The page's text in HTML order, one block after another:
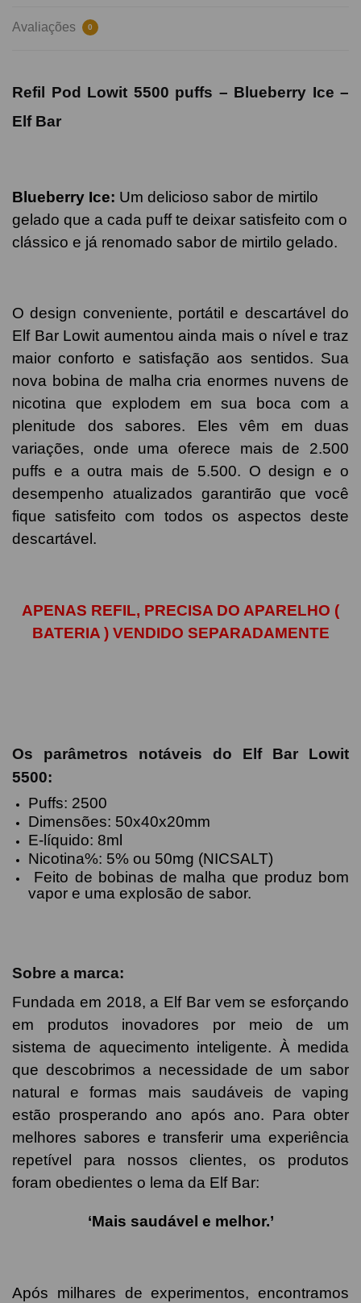
Avaliações 0
Refil Pod Lowit 5500 puffs – Blueberry Ice –
Elf Bar
Blueberry Ice: Um delicioso sabor de mirtilo
gelado que a cada puff te deixar satisfeito com o
clássico e já renomado sabor de mirtilo gelado.
O design conveniente, portátil e descartável do
Elf Bar Lowit aumentou ainda mais o nível e traz
maior conforto e satisfação aos sentidos. Sua
nova bobina de malha cria enormes nuvens de
nicotina que explodem em sua boca com a
plenitude dos sabores. Eles vêm em duas
variações, onde uma oferece mais de 2.500
puffs e a outra mais de 5.500. O design e o
desempenho atualizados garantirão que você
fique satisfeito com todos os aspectos deste
descartável.
APENAS REFIL, PRECISA DO APARELHO (
BATERIA ) VENDIDO SEPARADAMENTE
Os parâmetros notáveis ​​do Elf Bar Lowit
5500:
Puffs: 2500
Dimensões: 50x40x20mm
E-líquido: 8ml
Nicotina%: 5% ou 50mg (NICSALT)
Feito de bobinas de malha que produz bom
vapor e uma explosão de sabor.
Sobre a marca:
Fundada em 2018, a Elf Bar vem se esforçando
em produtos inovadores por meio de um
sistema de aquecimento inteligente. À medida
que descobrimos a necessidade de um sabor
natural e formas mais saudáveis de vaping
estão prosperando ano após ano. Para obter
melhores sabores e transferir uma experiência
repetível para nossos clientes, os produtos
foram obedientes o lema da Elf Bar:
‘Mais saudável e melhor.’
Após milhares de experimentos, encontramos